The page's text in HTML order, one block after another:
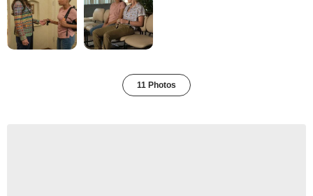
11 Photos